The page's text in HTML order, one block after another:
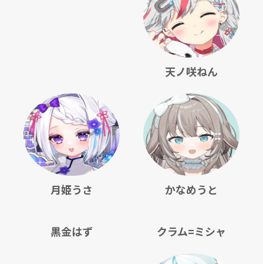
天ノ咲ねん
月姫うさ かなめうと
黒金はず クラム=ミシャ